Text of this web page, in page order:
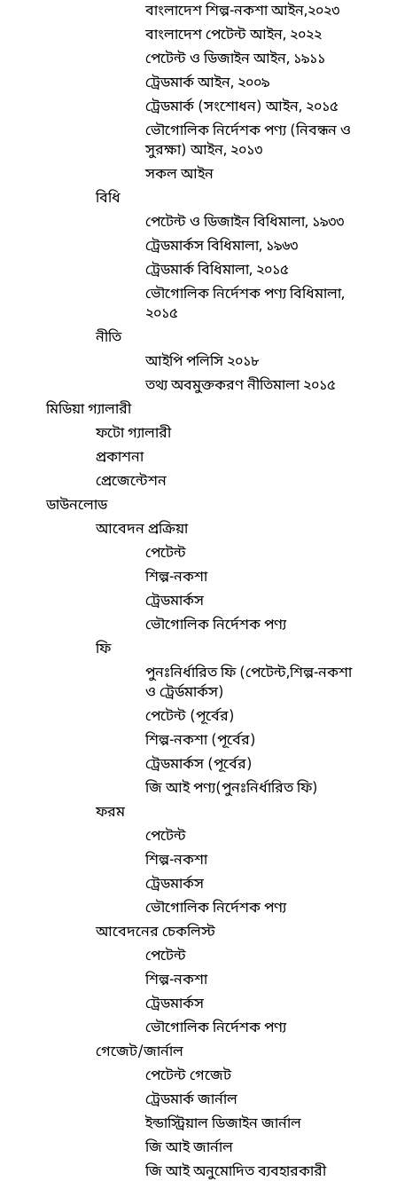
বাংলাদেশ শিল্প-নকশা আইন,২০২৩
বাংলাদেশ পেটেন্ট আইন, ২০২২
পেটেন্ট ও ডিজাইন আইন, ১৯১১
ট্রেডমার্ক আইন, ২০০৯
ট্রেডমার্ক (সংশোধন) আইন, ২০১৫
ভৌগোলিক নির্দেশক পণ্য (নিবন্ধন ও
সুরক্ষা) আইন, ২০১৩
সকল আইন
বিধি
পেটেন্ট ও ডিজাইন বিধিমালা, ১৯৩৩
ট্রেডমার্কস বিধিমালা, ১৯৬৩
ট্রেডমার্ক বিধিমালা, ২০১৫
ভৌগোলিক নির্দেশক পণ্য বিধিমালা,
২০১৫
নীতি
আইপি পলিসি ২০১৮
তথ্য অবমুক্তকরণ নীতিমালা ২০১৫
মিডিয়া গ্যালারী
ফটো গ্যালারী
প্রকাশনা
প্রেজেন্টেশন
ডাউনলোড
আবেদন প্রক্রিয়া
পেটেন্ট
শিল্প-নকশা
ট্রেডমার্কস
ভৌগোলিক নির্দেশক পণ্য
ফি
পুনঃনির্ধারিত ফি (পেটেন্ট,শিল্প-নকশা
ও ট্রের্ডমার্কস)
পেটেন্ট (পূর্বের)
শিল্প-নকশা (পূর্বের)
ট্রেডমার্কস (পূর্বের)
জি আই পণ্য(পুনঃনির্ধারিত ফি)
ফরম
পেটেন্ট
শিল্প-নকশা
ট্রেডমার্কস
ভৌগোলিক নির্দেশক পণ্য
আবেদনের চেকলিস্ট
পেটেন্ট
শিল্প-নকশা
ট্রেডমার্কস
ভৌগোলিক নির্দেশক পণ্য
গেজেট/জার্নাল
পেটেন্ট গেজেট
ট্রেডমার্ক জার্নাল
ইন্ডাস্ট্রিয়াল ডিজাইন জার্নাল
জি আই জার্নাল
জি আই অনুমোদিত ব্যবহারকারী